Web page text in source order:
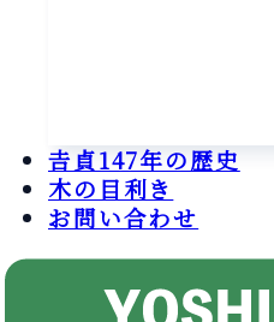
𠮷貞147年の歴史
木の目利き
お問い合わせ